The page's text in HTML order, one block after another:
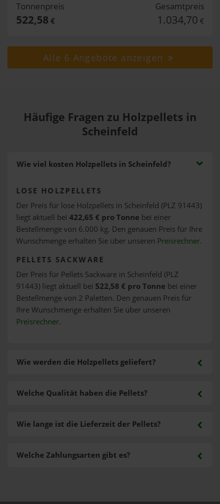
Tonnenpreis
522,58 €
Gesamtpreis
1.034,70 €
Alle 6 Angebote anzeigen
Häufige Fragen zu Holzpellets in
Scheinfeld
Wie viel kosten Holzpellets in Scheinfeld?
LOSE HOLZPELLETS
Der Preis für lose Holzpellets in Scheinfeld (PLZ 91443)
liegt aktuell bei 422,65 € pro Tonne bei einer
Bestellmenge von 6.000 kg. Den genauen Preis für Ihre
Wunschmenge erhalten Sie über unseren Preisrechner.
PELLETS SACKWARE
Der Preis für Pellets Sackware in Scheinfeld (PLZ
91443) liegt aktuell bei 522,58 € pro Tonne bei einer
Bestellmenge von 2 Paletten. Den genauen Preis für
Ihre Wunschmenge erhalten Sie über unseren
Preisrechner.
Wie werden die Holzpellets geliefert?
Welche Zahlungsarten gibt es?
Welche Qualität haben die Pellets?
Wie lange ist die Lieferzeit der Pellets?